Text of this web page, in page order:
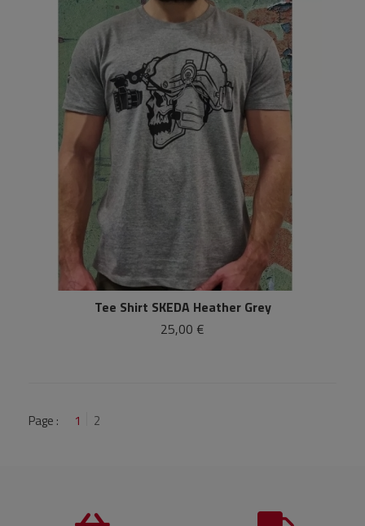
Tee Shirt SKEDA Heather Grey
25,00 €
Page : 1 2